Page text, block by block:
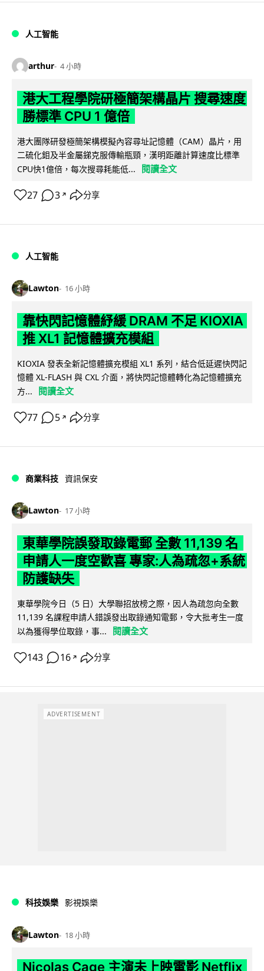
人工智能
arthur 4 小時
港大工程學院研極簡架構晶片 搜尋速度
勝標準 CPU 1 億倍
港大團隊研發極簡架構模擬內容尋址記憶體（CAM）晶片，用
二硫化鉬及半金屬銻克服傳輸瓶頸，漢明距離計算速度比標準
CPU快1億倍，每次搜尋耗能低...
閱讀全文
27 3 ↗ 分享
人工智能
Lawton 16 小時
靠快閃記憶體紓緩 DRAM 不足 KIOXIA
推 XL1 記憶體擴充模組
KIOXIA 發表全新記憶體擴充模組 XL1 系列，結合低延遲快閃記
憶體 XL-FLASH 與 CXL 介面，將快閃記憶體轉化為記憶體擴充
方...
閱讀全文
77 5 ↗ 分享
商業科技 資訊保安
Lawton 17 小時
東華學院誤發取錄電郵 全數 11,139 名
申請人一度空歡喜 專家:人為疏忽+系統
防護缺失
東華學院今日（5 日）大學聯招放榜之際，因人為疏忽向全數
11,139 名課程申請人錯誤發出取錄通知電郵，令大批考生一度
以為獲得學位取錄，事...
閱讀全文
143 16 ↗ 分享
ADVERTISEMENT
科技娛樂 影視娛樂
Lawton 18 小時
Nicolas Cage 主演未上映電影 Netflix